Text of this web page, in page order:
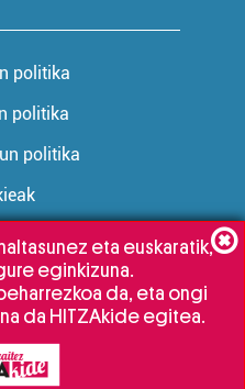
politika
politika
politika
eta euskaratik,
eginkizuna.
da, eta ongi
da HITZAkide egitea.